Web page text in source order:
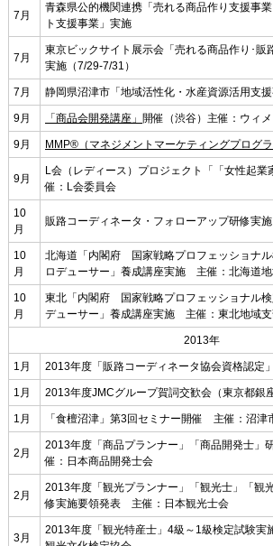
7月
青森県公的機関連携「売れる商品作り支援事
ト支援事業」実施
7月
東京ビックサイト展示会「売れる商品作り･販
実施（7/29-7/31）
7月 静岡県沼津市「地域活性化・水産資源活用支
9月 「商品会開発講座」 開催（渋谷）主催：ウィ
9月 MMP®（マネジメントマーケティングプログ
9月
L会（レディース）プロジェクト「「女性起業
催：L会委員会
10
月
販路コーディネータ・フォローアップ研修実施
10
月
北海道「内閣府 国家戦略プロフェッショナ
ロデューサー」養成講座実施 主催：北海道
10
月
東北「内閣府 国家戦略プロフェッショナル検
デューサー」養成講座実施 主催：東北地域
2013年
1月 2013年度「販路コーディネータ協会資格認定
1月 2013年度JMCグループ賀詞交歓会（東京都銀
1月 「食檀沼津」第3回セミナー開催 主催：沼津
2月
2013年度「商品プランナー」「商品開発士
催：日本商品開発士会
2月
2013年度「観光プランナー」「観光士」「観
修実施要領発表 主催：日本観光士会
3月
2013年度「観光特産士」4級～1級検定試験